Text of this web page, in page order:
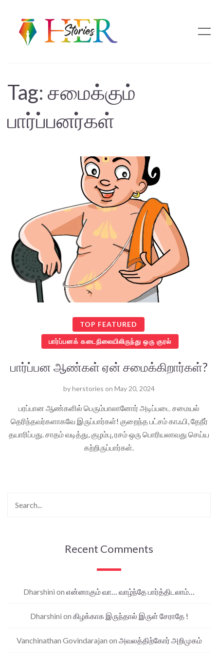
Tag: சமைக்கும்
பார்ப்பனர்கள்
TOP FEATURED
பார்ப்பனக் கடைநிலையிலிருந்து ஒரு குரல்
பார்ப்பன ஆண்கள் ஏன் சமைக்கிறார்கள்?
byherstories on May 20, 2024
பரப்பான ஆண்களில் பெரும்பாலானோர் அடிப்படை சமையல்
தெரிந்தவர்களாகவே இருப்பார்கள்! குறைந்த பட்சம் காஃபி, தேநீர்
தயாரிப்பது. சாதம் வடித்து, குழம்பு, ரசம் ஒரு பொரியலாவது செய்ய
கற்றிருப்பார்கள்.
Recent Comments
Dharshini on என்னாகும் வா… வாழ்ந்தே பார்த்திடலாம்…
Dharshini on கிழக்காக இருந்தால் இருள் சேராதே !
Vanchinathan Govindarajan on அவலத்திற்கோர் அறிமுகம்